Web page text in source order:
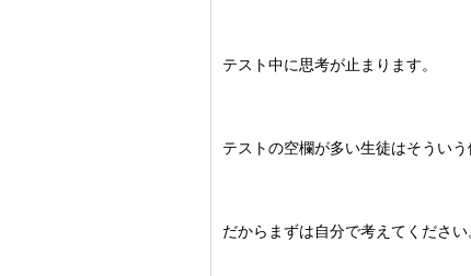
テスト中に思考が止まります。
テストの空欄が多い生徒はそういう
だからまずは自分で考えてください